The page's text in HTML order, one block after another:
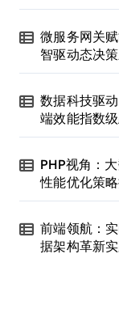
微服务网关
智驱动态决
数据科技驱
端效能指数
PHP视角：
性能优化策
前端领航：
据架构革新